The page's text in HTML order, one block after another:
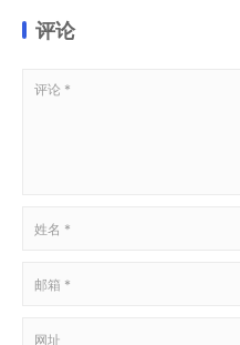
评论